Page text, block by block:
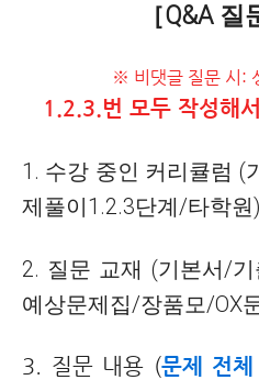
［Q&A 질
※ 비댓글 질문 시:
1.2.3.번 모두 작성해
1. 수강 중인 커리큘럼
제풀이1.2.3단계/타학원)
2. 질문 교재 (기본서/
예상문제집/장품모/OX
3. 질문 내용 (문제 전체